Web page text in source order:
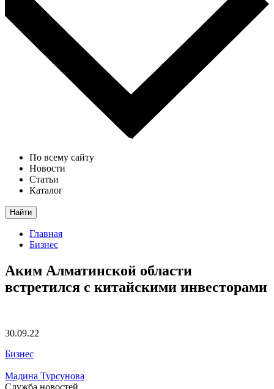
По всему сайту
Новости
Статьи
Каталог
Найти
Главная
Бизнес
Аким Алматинской области
встретился с китайскими инвесторами
30.09.22
Бизнес
Мадина Турсунова